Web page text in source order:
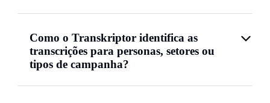
Como o Transkriptor identifica as
transcrições para personas, setores ou
tipos de campanha?